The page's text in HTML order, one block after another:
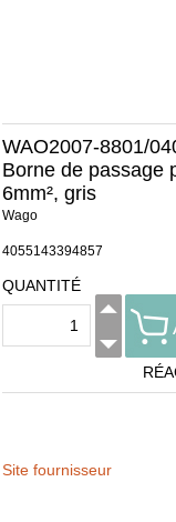
WAO2007-8801/
Borne de passage
6mm², gris
Wago
4055143394857
QUANTITÉ
Site fournisseur